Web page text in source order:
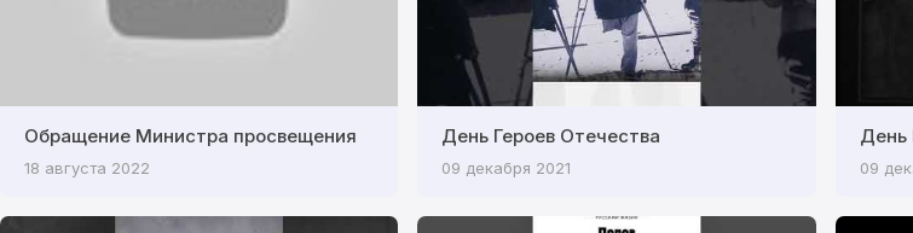
Обращение Министра просвещения
18 августа 2022
День Героев Отечества
09 декабря 2021
День
09